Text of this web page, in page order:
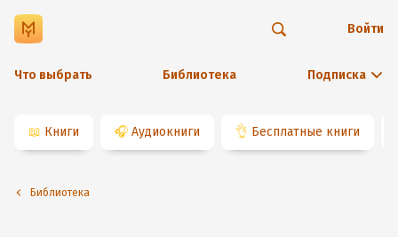
Что выбрать Библиотека Подписка
Войти
📖 Книги 🎧 Аудиокниги 👌 Бесплатные книги
Библиотека